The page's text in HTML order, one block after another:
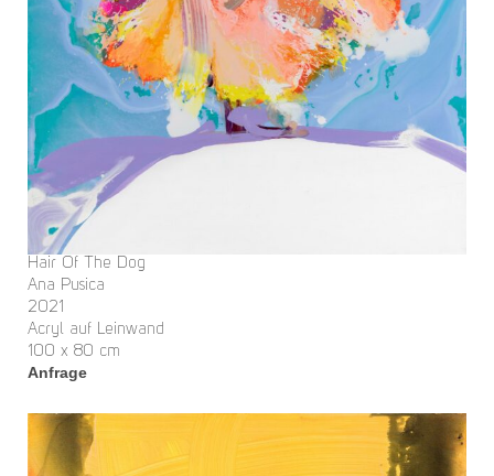
Hair Of The Dog
Ana Pusica
2021
Acryl auf Leinwand
100 x 80 cm
Anfrage